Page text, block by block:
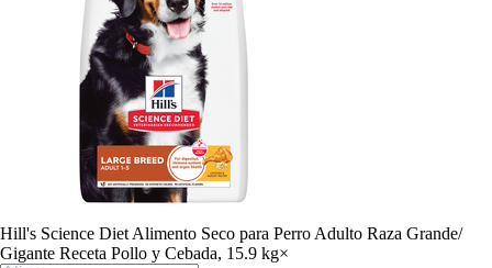
Hill's Science Diet Alimento Seco para Perro Adulto Raza Grande/
Gigante Receta Pollo y Cebada, 15.9 kg×